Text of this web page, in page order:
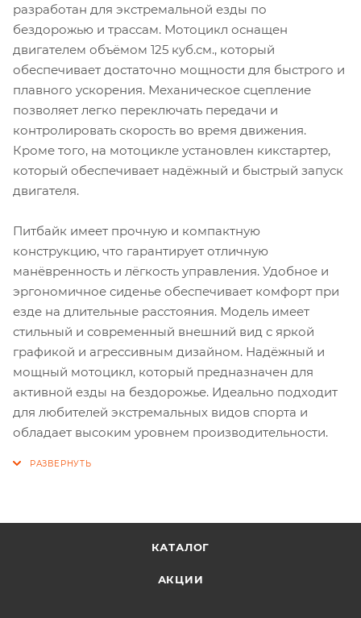
разработан для экстремальной езды по
бездорожью и трассам. Мотоцикл оснащен
двигателем объёмом 125 куб.см., который
обеспечивает достаточно мощности для быстрого и
плавного ускорения. Механическое сцепление
позволяет легко переключать передачи и
контролировать скорость во время движения.
Кроме того, на мотоцикле установлен кикстартер,
который обеспечивает надёжный и быстрый запуск
двигателя.
Питбайк имеет прочную и компактную
конструкцию, что гарантирует отличную
манёвренность и лёгкость управления. Удобное и
эргономичное сиденье обеспечивает комфорт при
езде на длительные расстояния. Модель имеет
стильный и современный внешний вид с яркой
графикой и агрессивным дизайном. Надёжный и
мощный мотоцикл, который предназначен для
активной езды на бездорожье. Идеально подходит
для любителей экстремальных видов спорта и
обладает высоким уровнем производительности.
КАТАЛОГ
АКЦИИ